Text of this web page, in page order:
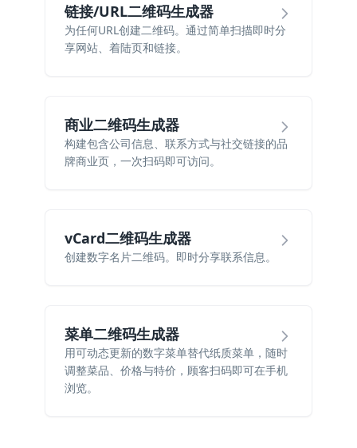
链接/URL二维码生成器
为任何URL创建二维码。通过简单扫描即时分
享网站、着陆页和链接。
商业二维码生成器
构建包含公司信息、联系方式与社交链接的品
牌商业页，一次扫码即可访问。
vCard二维码生成器
创建数字名片二维码。即时分享联系信息。
菜单二维码生成器
用可动态更新的数字菜单替代纸质菜单，随时
调整菜品、价格与特价，顾客扫码即可在手机
浏览。